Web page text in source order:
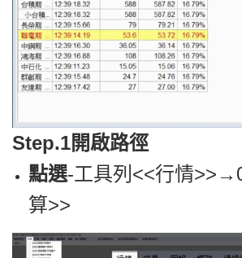
Step.1開啟路徑
點選-工具列<<行情>>→
算>>